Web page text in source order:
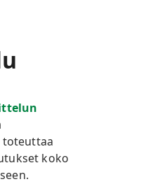
toteuttaa
koko